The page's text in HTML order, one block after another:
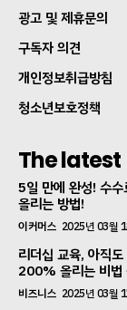
광고 및 제휴문의
구독자 의견
개인정보취급방침
청소년보호정책
The latest
5일 만에 완성! 수
올리는 방법!
이커머스 2025년 03월
리더십 교육, 아직
200% 올리는 비법
비즈니스 2025년 03월